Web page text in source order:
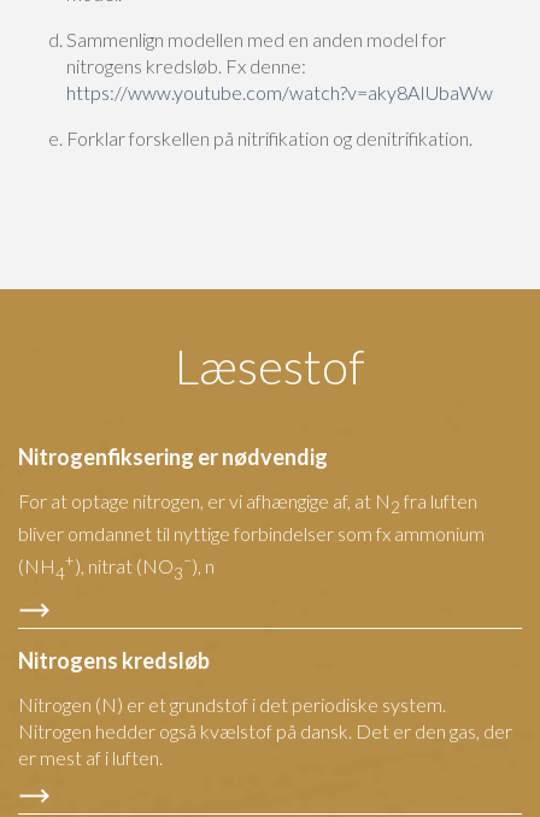
Sammenlign modellen med en anden model for
nitrogens kredsløb. Fx denne:
https://www.youtube.com/watch?v=aky8AIUbaWw
Forklar forskellen på nitrifikation og denitrifikation.
Læsestof
Nitrogenfiksering er nødvendig
For at optage nitrogen, er vi afhængige af, at N2 fra luften
bliver omdannet til nyttige forbindelser som fx ammonium
(NH4
+), nitrat (NO3
–), n
Nitrogens kredsløb
Nitrogen (N) er et grundstof i det periodiske system.
Nitrogen hedder også kvælstof på dansk. Det er den gas, der
er mest af i luften.